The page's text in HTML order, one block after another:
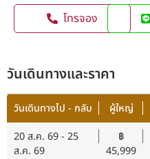
โทรจอง
วันเดินทางและราคา
วันเดินทางไป - กลับ ผู้ใหญ่
20 ส.ค. 69 - 25
ส.ค. 69
฿
45,999